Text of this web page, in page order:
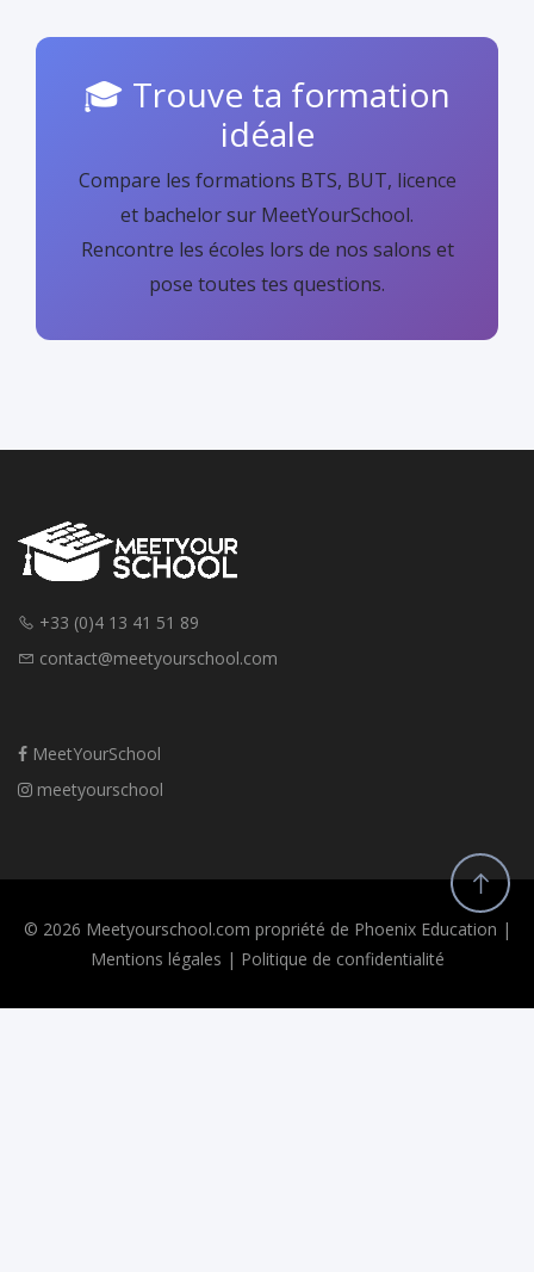
🎓 Trouve ta formation
idéale
Compare les formations BTS, BUT, licence
et bachelor sur MeetYourSchool.
Rencontre les écoles lors de nos salons et
pose toutes tes questions.
+33 (0)4 13 41 51 89
contact@meetyourschool.com
MeetYourSchool
meetyourschool
© 2026 Meetyourschool.com propriété de Phoenix Education |
Mentions légales | Politique de confidentialité